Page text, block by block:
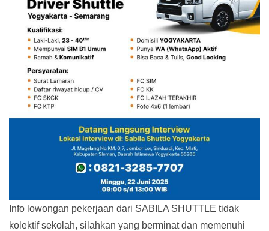
Info lowongan pekerjaan dari SABILA SHUTTLE tidak
kolektif sekolah, silahkan yang berminat dan memenuhi